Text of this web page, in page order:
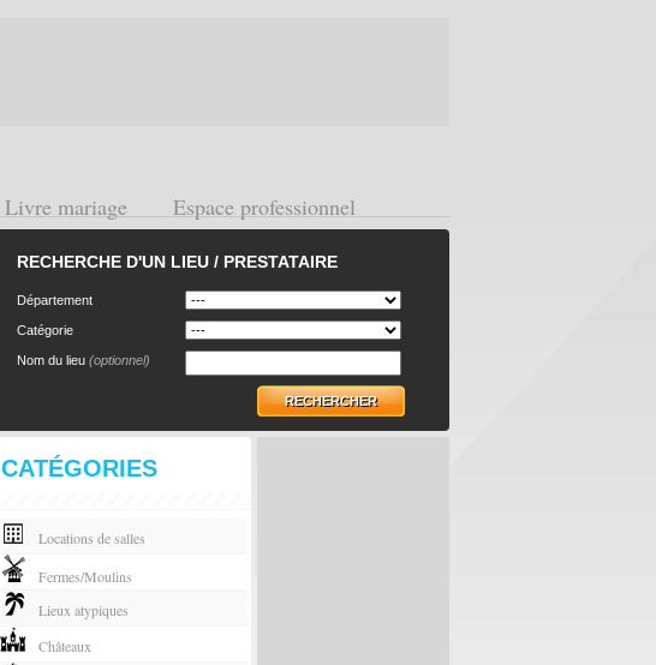
Livre mariage Espace professionnel
RECHERCHE D'UN LIEU / PRESTATAIRE
Département
Catégorie
Nom du lieu (optionnel)
RECHERCHER
CATÉGORIES
Locations de salles
Fermes/Moulins
Lieux atypiques
Châteaux